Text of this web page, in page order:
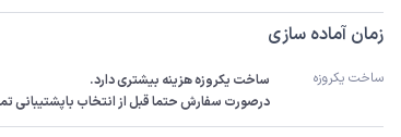
زمان آماده سازی
ساخت یکروزه
درصورت سفارش حتما قبل از انتخاب باپشتیبانی تماس بگیرید